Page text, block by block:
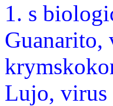
1. s
Guanarito,
Lujo, virus